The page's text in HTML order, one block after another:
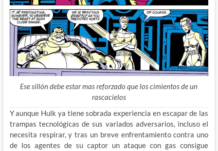
Ese sillón debe estar mas reforzado que los cimientos de un
rascacielos
Y aunque Hulk ya tiene sobrada experiencia en escapar de las
trampas tecnológicas de sus variados adversarios, incluso el
necesita respirar, y tras un breve enfrentamiento contra uno
de los agentes de su captor un ataque con gas consigue